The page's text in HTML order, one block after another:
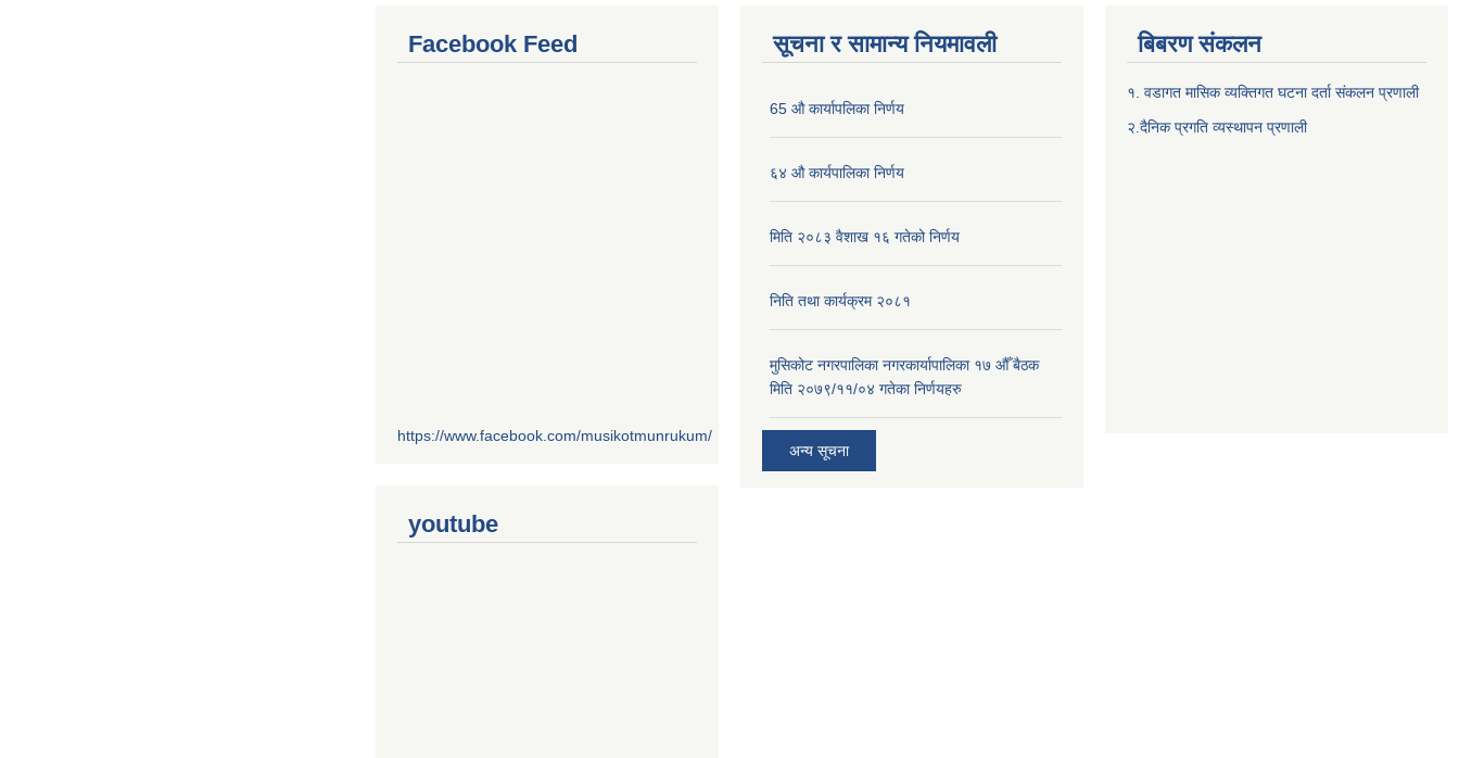
Facebook Feed
https://www.facebook.com/musikotmunrukum/
youtube
सूचना र सामान्य नियमावली
65 औ कार्यापलिका निर्णय
६४ औ कार्यपालिका निर्णय
मिति २०८३ वैशाख १६ गतेको निर्णय
निति तथा कार्यक्रम २०८१
मुसिकोट नगरपालिका नगरकार्यापालिका १७ औँ बैठक
मिति २०७९/११/०४ गतेका निर्णयहरु
अन्य सूचना
बिबरण संकलन
१. वडागत मासिक व्यक्तिगत घटना दर्ता संकलन प्रणाली
२.दैनिक प्रगति व्यस्थापन प्रणाली